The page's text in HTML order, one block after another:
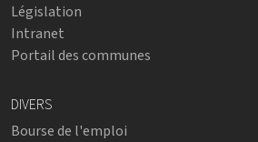
Législation
Intranet
Portail des communes
DIVERS
Bourse de l'emploi